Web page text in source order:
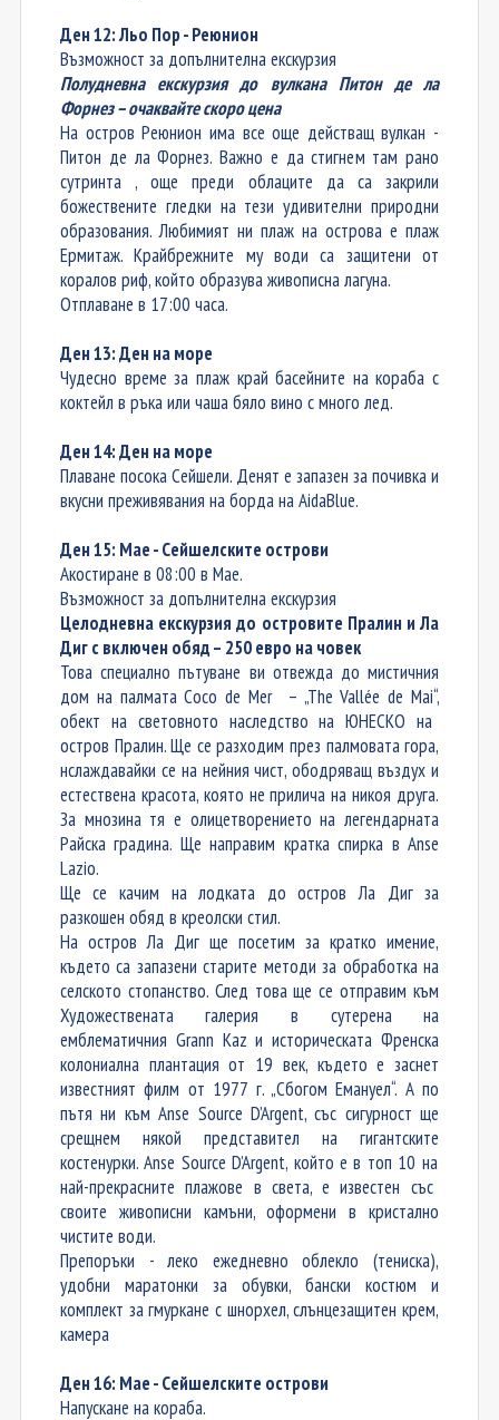
Ден 12: Льо Пор - Реюнион
Възможност за допълнителна екскурзия
Полудневна екскурзия до вулкана Питон де ла
Форнез – очаквайте скоро цена
На остров Реюнион има все още действащ вулкан -
Питон де ла Форнез. Важно е да стигнем там рано
сутринта , още преди облаците да са закрили
божествените гледки на тези удивителни природни
образования. Любимият ни плаж на острова е плаж
Ермитаж. Крайбрежните му води са защитени от
коралов риф, който образува живописна лагуна.
Отплаване в 17:00 часа.
Ден 13: Ден на море
Чудесно време за плаж край басейните на кораба с
коктейл в ръка или чаша бяло вино с много лед.
Ден 14: Ден на море
Плаване посока Сейшели. Денят е запазен за почивка и
вкусни преживявания на борда наAidaBlue.
Ден 15: Мае - Сейшелските острови
Акостиране в 08:00 в Мае.
Възможност за допълнителна екскурзия
Целодневна екскурзия до островите Пралин иЛа
Дигс включен обяд – 250 евро на човек
Това специално пътуване ви отвежда до мистичния
дом напалматаCoco de Mer – „The Vallée de Mai“,
обект на световното наследство на ЮНЕСКО на
остров Пралин.Ще се разходим през палмоватагора,
нслаждавайки се нанейния чист, ободряващ въздух и
естествена красота, която не прилича на никоя друга.
За мнозина тя е олицетворението на легендарната
Райска градина. Ще направим кратка спирка в Anse
Lazio.
Ще се качим на лодката до остров Ла Диг за
разкошен обяд в креолски стил.
На остров Ла Диг ще посетим за кратко имение,
където са запазени старите методи за обработка на
селското стопанство. След това ще се отправим към
Художествената галерия в сутерена на
емблематичния Grann Kaz и историческата Френска
колониална плантация от 19 век, където е заснет
известният филм от 1977 г. „Сбогом Емануел“. Апо
пътя ни към Anse Source D’Argent, със сигурност ще
срещнем някой представител на гигантските
костенурки.Anse Source D’Argent, който е в топ 10 на
най-прекрасните плажове в света,е известен със
своите живописни камъни, оформени в кристално
чистите води.
Препоръки - леко ежедневно облекло (тениска),
удобни маратонки за обувки, бански костюм и
комплект за гмуркане с шнорхел, слънцезащитен крем,
камера
Ден 16: Мае - Сейшелските острови
Напускане на кораба.